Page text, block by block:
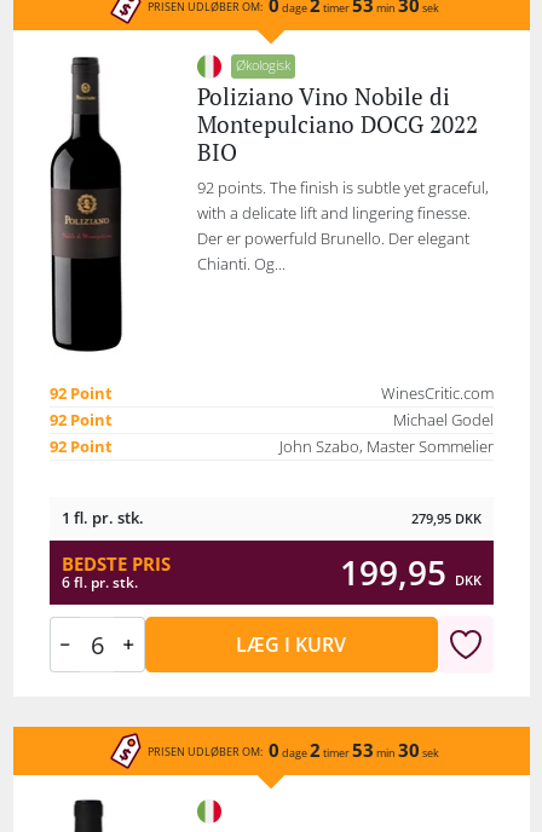
PRISEN UDLØBER OM: dage timer min sek
Økologisk
Poliziano Vino Nobile di
Montepulciano DOCG 2022
BIO
92 points. The finish is subtle yet graceful,
with a delicate lift and lingering finesse.
Der er powerfuld Brunello. Der elegant
Chianti. Og...
92 Point
WinesCritic.com
92 Point
Michael Godel
92 Point
John Szabo, Master Sommelier
1 fl. pr. stk. 279,95 DKK
BEDSTE PRIS
6 fl. pr. stk. 199,95 DKK
LÆG I KURV
PRISEN UDLØBER OM: 0 dage2 timer53 min 30 sek